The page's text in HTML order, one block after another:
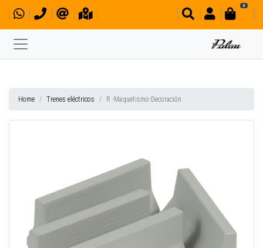
0
Home Trenes eléctricos R -Maquetismo-Decoración